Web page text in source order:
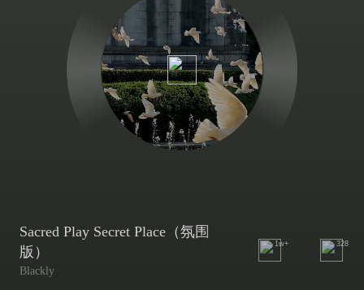
Sacred Play Secret Place（氛围
版）
Blackly
1w+ 328